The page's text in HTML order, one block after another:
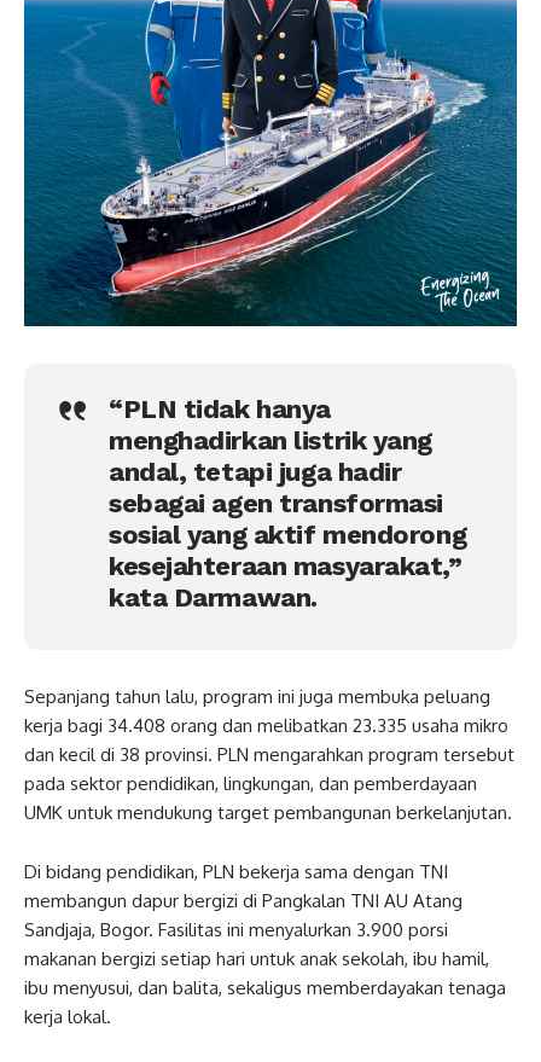
“PLN tidak hanya
menghadirkan listrik yang
andal, tetapi juga hadir
sebagai agen transformasi
sosial yang aktif mendorong
kesejahteraan masyarakat,”
kata Darmawan.
Sepanjang tahun lalu, program ini juga membuka peluang
kerja bagi 34.408 orang dan melibatkan 23.335 usaha mikro
dan kecil di 38 provinsi. PLN mengarahkan program tersebut
pada sektor pendidikan, lingkungan, dan pemberdayaan
UMK untuk mendukung target pembangunan berkelanjutan.
Di bidang pendidikan, PLN bekerja sama dengan TNI
membangun dapur bergizi di Pangkalan TNI AU Atang
Sandjaja, Bogor. Fasilitas ini menyalurkan 3.900 porsi
makanan bergizi setiap hari untuk anak sekolah, ibu hamil,
ibu menyusui, dan balita, sekaligus memberdayakan tenaga
kerja lokal.